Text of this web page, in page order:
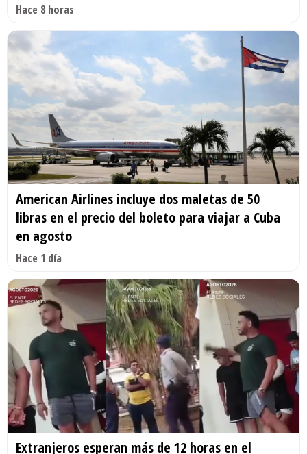
Hace 8 horas
American Airlines incluye dos maletas de 50
libras en el precio del boleto para viajar a Cuba
en agosto
Hace 1 día
Extranjeros esperan más de 12 horas en el